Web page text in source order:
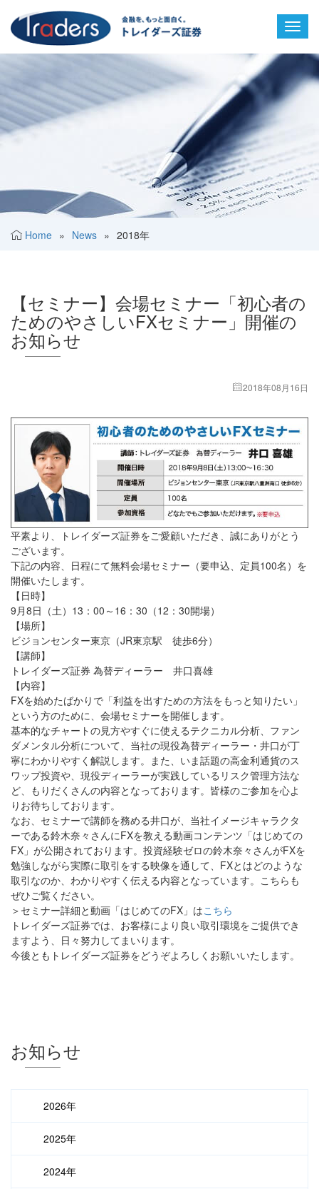
Home » News » 2018年
【セミナー】会場セミナー「初心者の
ためのやさしいFXセミナー」開催の
お知らせ
2018年08月16日
平素より、トレイダーズ証券をご愛顧いただき、誠にありがとう
ございます。
下記の内容、日程にて無料会場セミナー（要申込、定員100名）を
開催いたします。
【日時】
9月8日（土）13：00～16：30（12：30開場）
【場所】
ビジョンセンター東京（JR東京駅 徒歩6分）
【講師】
トレイダーズ証券 為替ディーラー 井口喜雄
【内容】
FXを始めたばかりで「利益を出すための方法をもっと知りたい」
という方のために、会場セミナーを開催します。
基本的なチャートの見方やすぐに使えるテクニカル分析、ファン
ダメンタル分析について、当社の現役為替ディーラー・井口が丁
寧にわかりやすく解説します。また、いま話題の高金利通貨のス
ワップ投資や、現役ディーラーが実践しているリスク管理方法な
ど、もりだくさんの内容となっております。皆様のご参加を心よ
りお待ちしております。
なお、セミナーで講師を務める井口が、当社イメージキャラクタ
ーである鈴木奈々さんにFXを教える動画コンテンツ「はじめての
FX」が公開されております。投資経験ゼロの鈴木奈々さんがFXを
勉強しながら実際に取引をする映像を通して、FXとはどのような
取引なのか、わかりやすく伝える内容となっています。こちらも
ぜひご覧ください。
＞セミナー詳細と動画「はじめてのFX」はこちら
トレイダーズ証券では、お客様により良い取引環境をご提供でき
ますよう、日々努力してまいります。
今後ともトレイダーズ証券をどうぞよろしくお願いいたします。
お知らせ
2026年
2025年
2024年